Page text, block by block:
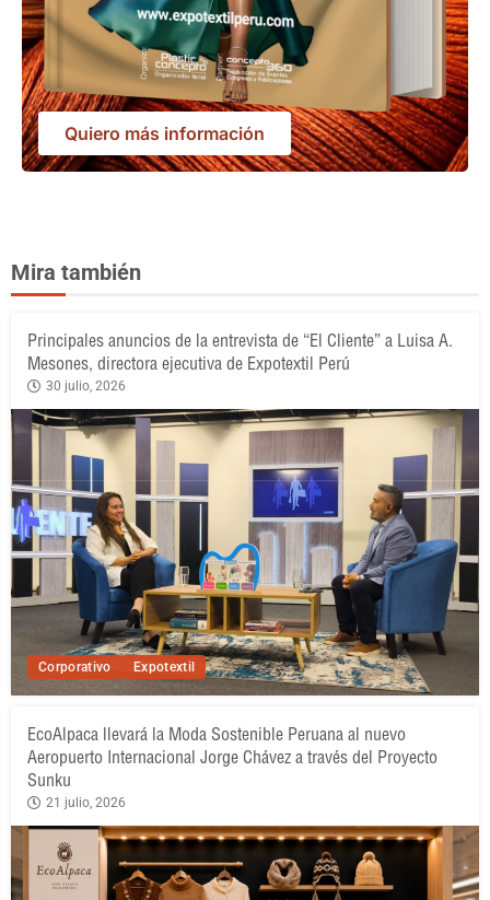
Quiero más información
Mira también
Corporativo Expotextil
Principales anuncios de la entrevista de “El Cliente” a Luisa A.
Mesones, directora ejecutiva de Expotextil Perú
30 julio, 2026
EcoAlpaca llevará la Moda Sostenible Peruana al nuevo
Aeropuerto Internacional Jorge Chávez a través del Proyecto
Sunku
21 julio, 2026